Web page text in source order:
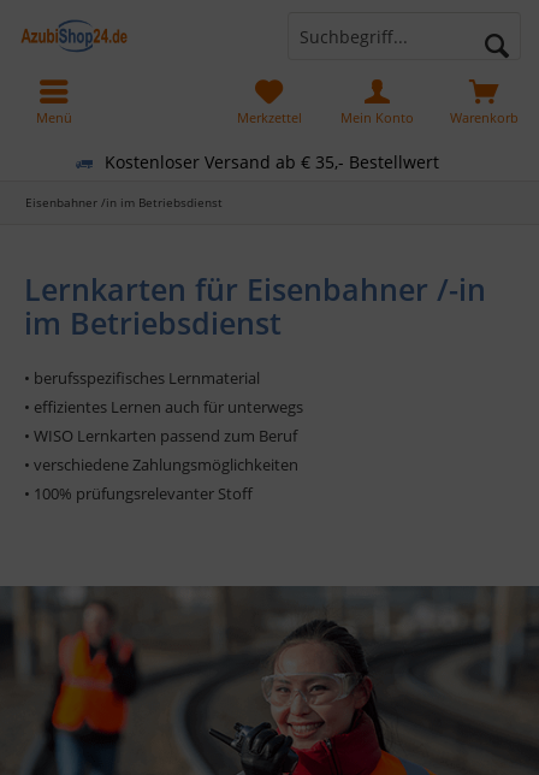
Kostenloser Versand ab € 35,- Bestellwert
Warenkorb
Merkzettel Mein Konto
Menü
Eisenbahner /in im Betriebsdienst
Lernkarten für Eisenbahner /-in
im Betriebsdienst
• berufsspezifisches Lernmaterial
• effizientes Lernen auch für unterwegs
• WISO Lernkarten passend zum Beruf
• verschiedene Zahlungsmöglichkeiten
• 100% prüfungsrelevanter Stoff